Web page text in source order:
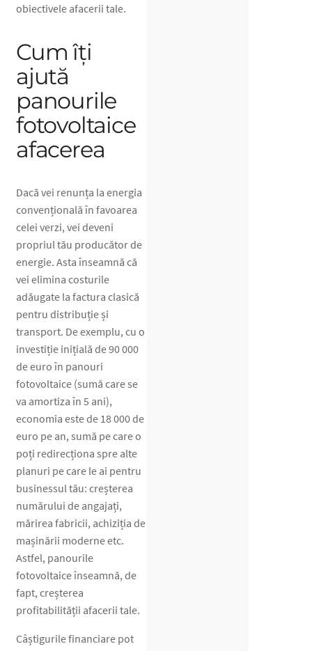
obiectivele afacerii tale.
Cum îți
ajută
panourile
fotovoltaice
afacerea
Dacă vei renunța la energia
convențională în favoarea
celei verzi, vei deveni
propriul tău producător de
energie. Asta înseamnă că
vei elimina costurile
adăugate la factura clasică
pentru distribuție și
transport. De exemplu, cu o
investiție inițială de 90 000
de euro în panouri
fotovoltaice (sumă care se
va amortiza în 5 ani),
economia este de 18 000 de
euro pe an, sumă pe care o
poți redirecționa spre alte
planuri pe care le ai pentru
businessul tău: creșterea
numărului de angajați,
mărirea fabricii, achiziția de
mașinării moderne etc.
Astfel, panourile
fotovoltaice înseamnă, de
fapt, creșterea
profitabilității afacerii tale.
Câștigurile financiare pot